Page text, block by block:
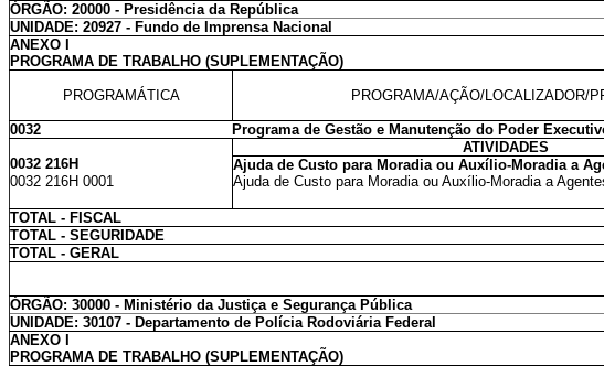
ÓRGÃO: 20000 - Presidência da República
UNIDADE: 20927 - Fundo de Imprensa Nacional
ANEXO I
PROGRAMA DE TRABALHO (SUPLEMENTAÇÃO)
PROGRAMÁTICA PROGRAMA/AÇÃO/LOCALIZADOR/
0032 Programa de Gestão e Manutenção do Poder
ATIVIDADES
0032 216H
Ajuda de Custo para Moradia ou Auxílio-Moradia a
0032 216H 0001
Ajuda de Custo para Moradia ou Auxílio-Moradia a
TOTAL - FISCAL
TOTAL - SEGURIDADE
TOTAL - GERAL
ÓRGÃO: 30000 - Ministério da Justiça e Segurança Pública
UNIDADE: 30107 - Departamento de Polícia Rodoviária Federal
ANEXO I
PROGRAMA DE TRABALHO (SUPLEMENTAÇÃO)